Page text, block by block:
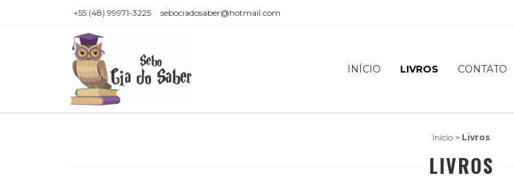
+55 (48) 99971-3225 sebociadosaber@hotmail.com
INÍCIO LIVROS CONTATO
Início > Livros
LIVROS